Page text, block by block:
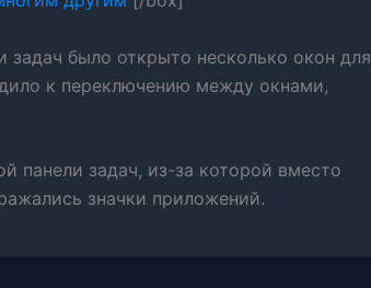
задач было открыто несколько окон для
к переключению между окнами,
панели задач, из-за которой вместо
значки приложений.